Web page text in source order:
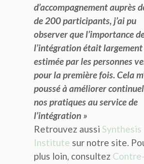
d’accompagnement auprès
de 200 participants, j’ai pu
observer que l’importance
l’intégration était largement
estimée par les personnes
pour la première fois. Cela
poussé à améliorer
nos pratiques au service de
l’intégration »
Retrouvez aussi Synthesis
Institute sur notre site.
plus loin, consultez Contre-